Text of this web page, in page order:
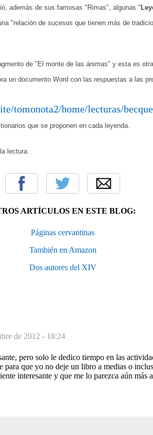
además de sus famosas "Rimas", algunas "
"relación de sucesos que tienen más de
de "El monte de las ánimas" y esta es
un documento Word con las respuestas a las
tomonota2/home/lecturas/
que se proponen en cada leyenda.
lectura.
ARTÍCULOS EN ESTE BLOG:
Páginas cervantinas
También en Amazon
Dos autores del XIV
de 2012 - 18:24
pero solo le dedico tiempo en las
para que yo no deje un libro a medias o
interesante y que me lo parezca aún más